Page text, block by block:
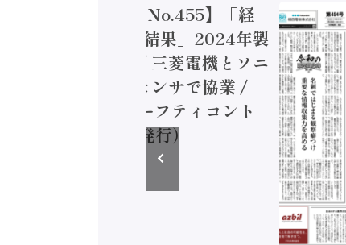
トメーション新聞 No.455】「経
実態調査二次集計結果」2024年製
加価値額86兆円 / 三菱電機とソニ
コン AIビジョンセンサで協業 /
安全に動かすセーフティコント
（2026年8月5日発行）